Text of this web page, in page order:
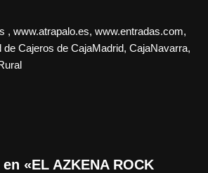
, www.atrapalo.es, www.entradas.com,
de Cajeros de CajaMadrid, CajaNavarra,
«EL AZKENA ROCK